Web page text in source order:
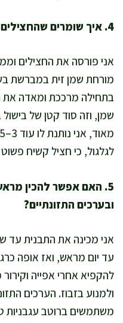
4. איך שומרים שהחצילים לא יהיו מרים או ספוגיים?
אני פורסה את החצילים
מורחת שמן זית במברשת
בתחילה מרככת ומאדה את
שמן, וזה סוד קטן של
לגלגול, כי חציל קשיח
5. האם אפשר להכין
ובערכים התזונתיים?
אני מכינה את התבנית עד
עד יום מראש, ואז אופה
להקפיא אחרי אפייה
ולמנוע בזבוז. הערכים
משתמשים ברוטב עגבניות